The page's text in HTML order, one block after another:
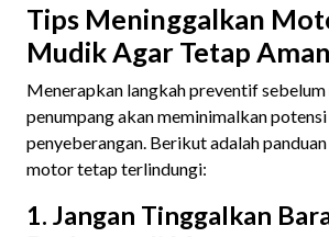
Tips Meninggalkan
Mudik Agar Tetap Aman
Menerapkan langkah preventif sebelum
penumpang akan meminimalkan
penyeberangan. Berikut adalah
motor tetap terlindungi:
1. Jangan Tinggalkan